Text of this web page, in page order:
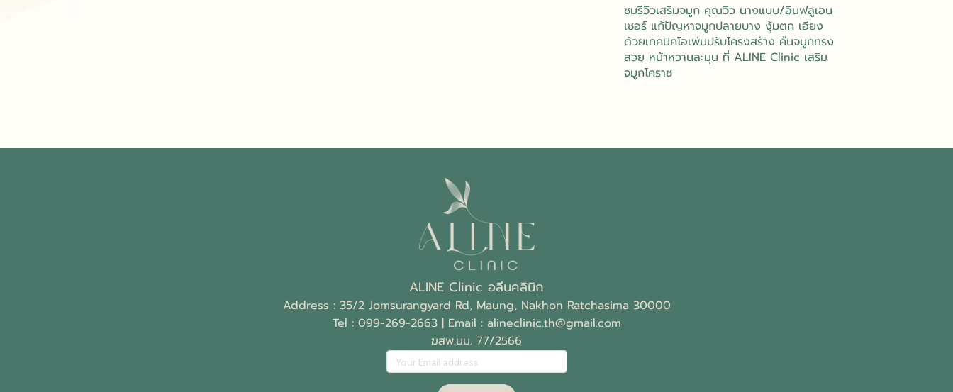
ชมรีวิวเสริมจมูก คุณวิว นางแบบ/อินฟลูเอน
เซอร์ แก้ปัญหาจมูกปลายบาง งุ้มตก เอียง
ด้วยเทคนิคโอเพ่นปรับโครงสร้าง คืนจมูกทรง
สวย หน้าหวานละมุน ที่ ALINE Clinic เสริม
จมูกโคราช
ALINE Clinic อลีนคลินิก
Address : 35/2 Jomsurangyard Rd, Maung, Nakhon Ratchasima 30000
Tel : 099-269-2663| Email : alineclinic.th@gmail.com
ฆสพ.นม. 77/2566